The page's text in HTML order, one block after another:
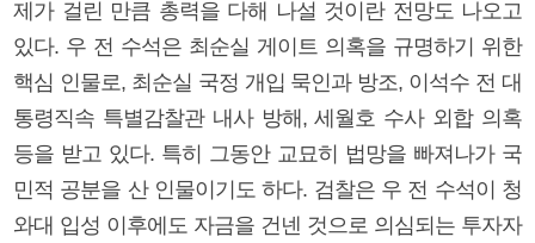
제가 걸린 만큼 총력을 다해 나설 것이란 전망도 나오고
있다. 우 전 수석은 최순실 게이트 의혹을 규명하기 위한
핵심 인물로, 최순실 국정 개입 묵인과 방조, 이석수 전 대
통령직속 특별감찰관 내사 방해, 세월호 수사 외합 의혹
등을 받고 있다. 특히 그동안 교묘히 법망을 빠져나가 국
민적 공분을 산 인물이기도 하다. 검찰은 우 전 수석이 청
와대 입성 이후에도 자금을 건넨 것으로 의심되는 투자자